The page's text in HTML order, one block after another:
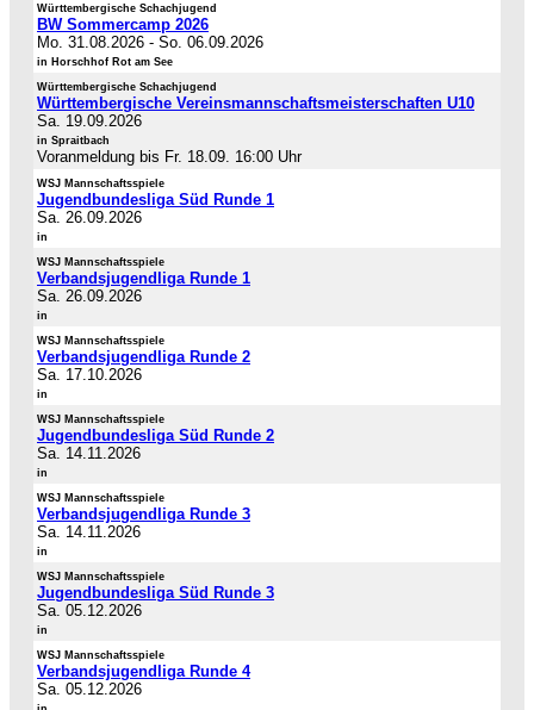
Württembergische Schachjugend
BW Sommercamp 2026
Mo. 31.08.2026 - So. 06.09.2026
in Horschhof Rot am See
Württembergische Schachjugend
Württembergische Vereinsmannschaftsmeisterschaften U10
Sa. 19.09.2026
in Spraitbach
Voranmeldung bis Fr. 18.09. 16:00 Uhr
WSJ Mannschaftsspiele
Jugendbundesliga Süd Runde 1
Sa. 26.09.2026
in
WSJ Mannschaftsspiele
Verbandsjugendliga Runde 1
Sa. 26.09.2026
in
WSJ Mannschaftsspiele
Verbandsjugendliga Runde 2
Sa. 17.10.2026
in
WSJ Mannschaftsspiele
Jugendbundesliga Süd Runde 2
Sa. 14.11.2026
in
WSJ Mannschaftsspiele
Verbandsjugendliga Runde 3
Sa. 14.11.2026
in
WSJ Mannschaftsspiele
Jugendbundesliga Süd Runde 3
Sa. 05.12.2026
in
WSJ Mannschaftsspiele
Verbandsjugendliga Runde 4
Sa. 05.12.2026